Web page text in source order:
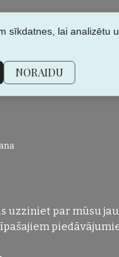
uzziniet par mūsu
sīkdatnes, lai analizētu
NORAIDU